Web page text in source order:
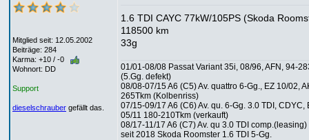
Mitglied seit: 12.05.2002
Beiträge: 284
Karma: +10 / -0
Wohnort: DD
Support
dieselschrauber gefällt das.
1.6 TDI CAYC 77kW/105PS (Skoda
118500 km
33g
01/01-08/08 Passat Variant 35i, 08/96, AFN, 94-
(5.Gg. defekt)
08/08-07/15 A6 (C5) Av. quattro 6-Gg., EZ 10/02,
265Tkm (Kolbenriss)
07/15-09/17 A6 (C6) Av. qu. 6-Gg. 3.0 TDI, CDYC,
05/11 180-210Tkm (verkauft)
08/17-11/17 A6 (C7) Av. qu 3.0 TDI comp.(leasing)
seit 2018 Skoda Roomster 1.6 TDI 5-Gg.